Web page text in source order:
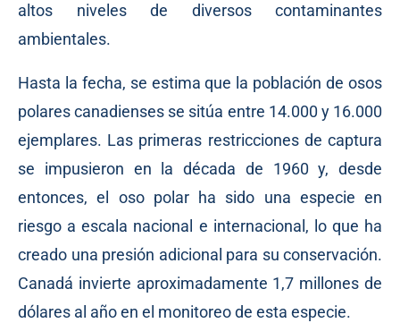
altos niveles de diversos contaminantes
ambientales.
Hasta la fecha, se estima que la población de osos
polares canadienses se sitúa entre 14.000 y 16.000
ejemplares. Las primeras restricciones de captura
se impusieron en la década de 1960 y, desde
entonces, el oso polar ha sido una especie en
riesgo a escala nacional e internacional, lo que ha
creado una presión adicional para su conservación.
Canadá invierte aproximadamente 1,7 millones de
dólares al año en el monitoreo de esta especie.